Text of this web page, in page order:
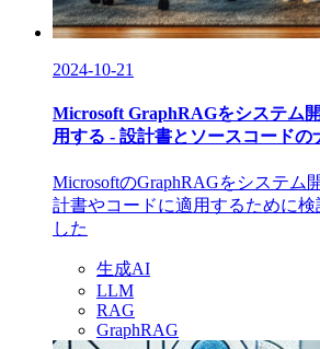
2024-10-21
Microsoft GraphRAGをシステム
用する - 設計書とソースコードの
MicrosoftのGraphRAGをシステム
計書やコードに適用するために検
した
生成AI
LLM
RAG
GraphRAG